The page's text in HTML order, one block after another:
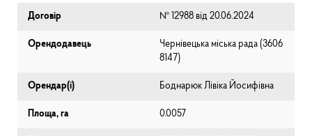
Договір № 12988 від 20.06.2024
Орендодавець
Чернівецька міська рада (⁨3606
8147⁩)
Орендар(і) Боднарюк Лівіка Йосифівна
Площа, га 0.0057